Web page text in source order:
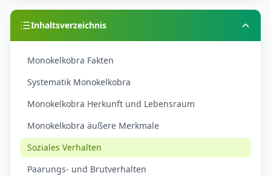
Inhaltsverzeichnis
Monokelkobra Fakten
Systematik Monokelkobra
Monokelkobra Herkunft und Lebensraum
Monokelkobra äußere Merkmale
Soziales Verhalten
Paarungs- und Brutverhalten